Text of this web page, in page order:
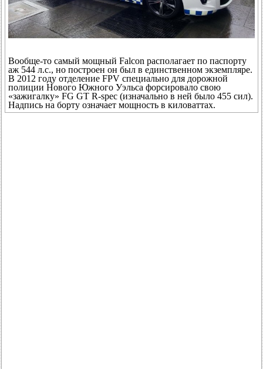
Вообще-то самый мощный Falcon располагает по паспорту
аж 544 л.с., но построен он был в единственном экземпляре.
В 2012 году отделение FPV специально для дорожной
полиции Нового Южного Уэльса форсировало свою
«зажигалку» FG GT R-spec (изначально в ней было 455 сил).
Надпись на борту означает мощность в киловаттах.